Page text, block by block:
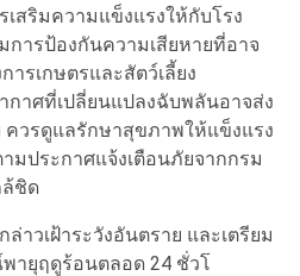
เสริมความแข็งแรงให้กับโรง
การป้องกันความเสียหายที่อาจ
ารเกษตรและสัตว์เลี้ยง
าศที่เปลี่ยนแปลงฉับพลันอาจส่ง
ควรดูแลรักษาสุขภาพให้แข็งแรง
มประกาศแจ้งเตือนภัยจากกรม
ล้ชิด
วเฝ้าระวังอันตราย และเตรียม
ายุฤดูร้อนตลอด 24 ชั่วโ